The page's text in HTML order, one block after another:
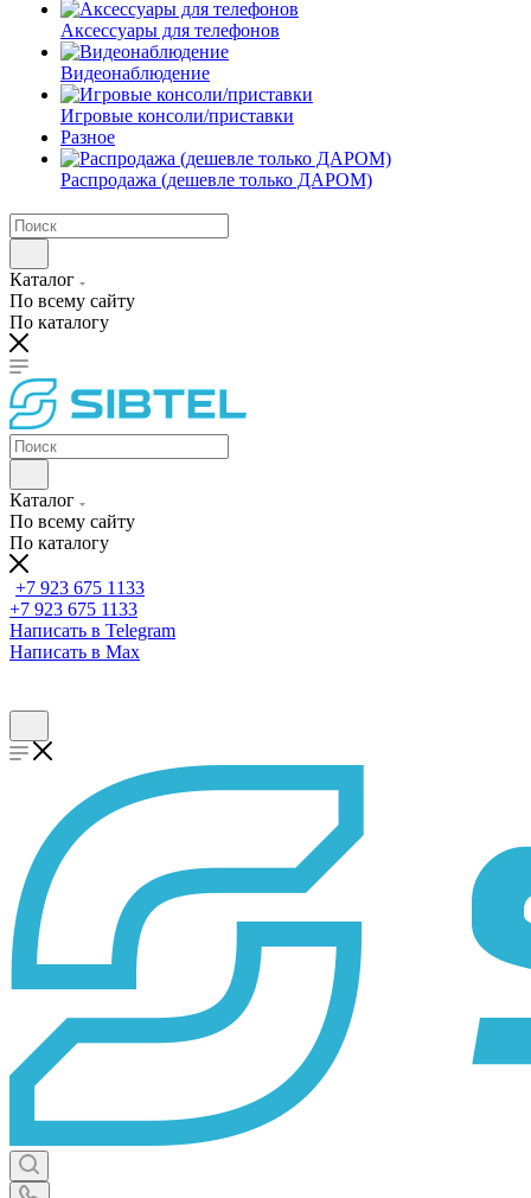
Аксессуары для телефонов
Видеонаблюдение
Игровые консоли/приставки
Разное
Распродажа (дешевле только ДАРОМ)
Каталог
По всему сайту
По каталогу
Каталог
По всему сайту
По каталогу
+7 923 675 1133
+7 923 675 1133
Написать в Telegram
Написать в Max